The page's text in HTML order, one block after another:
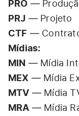
PRO —
PRJ — Projeto
CTF —
Mídias:
MIN — Mídia
MEX — Mídia
MTV — Mídia
MRA — Mídia